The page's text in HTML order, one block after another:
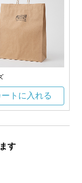
ートに入れる
す